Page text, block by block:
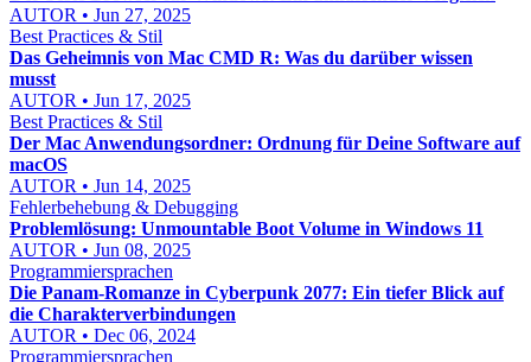
AUTOR • Jun 27, 2025
Best Practices & Stil
Das Geheimnis von Mac CMD R: Was du darüber wissen
musst
AUTOR • Jun 17, 2025
Best Practices & Stil
Der Mac Anwendungsordner: Ordnung für Deine Software auf
macOS
AUTOR • Jun 14, 2025
Fehlerbehebung & Debugging
Problemlösung: Unmountable Boot Volume in Windows 11
AUTOR • Jun 08, 2025
Programmiersprachen
Die Panam-Romanze in Cyberpunk 2077: Ein tiefer Blick auf
die Charakterverbindungen
AUTOR • Dec 06, 2024
Programmiersprachen